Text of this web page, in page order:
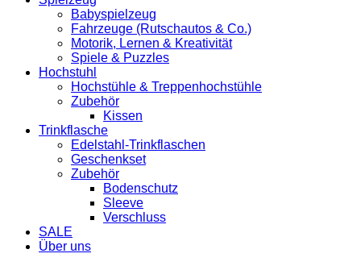
Babyspielzeug
Fahrzeuge (Rutschautos & Co.)
Motorik, Lernen & Kreativität
Spiele & Puzzles
Hochstuhl
Hochstühle & Treppenhochstühle
Zubehör
Kissen
Trinkflasche
Edelstahl-Trinkflaschen
Geschenkset
Zubehör
Bodenschutz
Sleeve
Verschluss
SALE
Über uns